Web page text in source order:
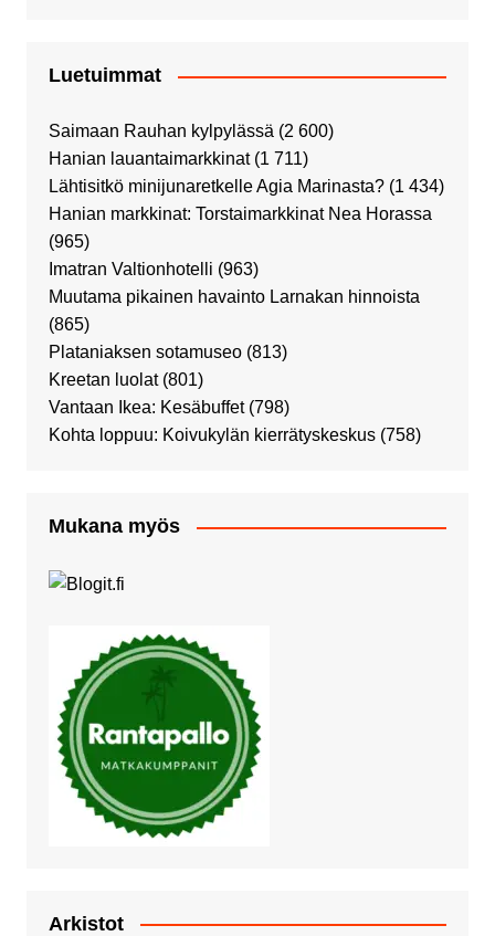
Luetuimmat
Saimaan Rauhan kylpylässä (2 600)
Hanian lauantaimarkkinat (1 711)
Lähtisitkö minijunaretkelle Agia Marinasta? (1 434)
Hanian markkinat: Torstaimarkkinat Nea Horassa
(965)
Imatran Valtionhotelli (963)
Muutama pikainen havainto Larnakan hinnoista
(865)
Plataniaksen sotamuseo (813)
Kreetan luolat (801)
Vantaan Ikea: Kesäbuffet (798)
Kohta loppuu: Koivukylän kierrätyskeskus (758)
Mukana myös
Arkistot